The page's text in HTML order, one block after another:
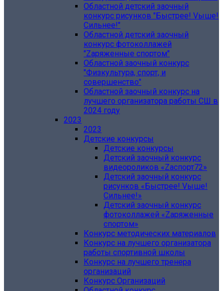
Областной детский заочный
конкурс рисунков "Быстрее! Vыше!
Сильнее!"
Областной детский заочный
конкурс фотоколлажей
"Zаряженные спортом"
Областной заочный конкурс
"Физкультура, спорт, и
совершенство"
Областной заочный конкурс на
лучшего организатора работы СШ в
2024 году
2023
2023
Детские конкурсы
Детские конкурсы
Детский заочный конкурс
видеороликов «Zаспорт72»
Детский заочный конкурс
рисунков «Быстрее! Vыше!
Сильнее!»
Детский заочный конкурс
фотоколлажей «Zаряженные
спортом»
Конкурс методических материалов
Конкурс на лучшего организатора
работы спортивной школы
Конкурс на лучшего тренера
организаций
Конкурс Организаций